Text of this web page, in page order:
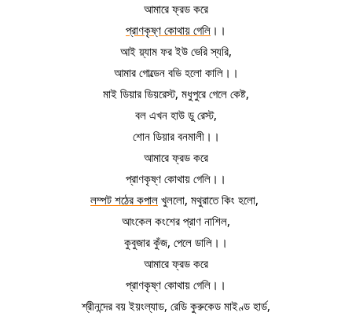
আমারে ফ্রড করে
প্রাণকৃষ্ণ কোথায় গেলি ।।
আই য়্যাম ফর ইউ ভেরি স্যরি,
আমার গোল্ডেন বডি হলো কালি।।
মাই ডিয়ার ডিয়রেস্ট, মধুপুরে গেলে কেষ্ট,
বল এখন হাউ ডু রেস্ট,
শোন ডিয়ার বনমালী।।
আমারে ফ্রড করে
প্রাণকৃষ্ণ কোথায় গেলি।।
লম্পট শঠের কপাল খুললো, মথুরাতে কিং হলো,
আংকেল কংশের প্রাণ নাশিল,
কুবুজার কুঁজ, পেলে ডালি।।
আমারে ফ্রড করে
প্রাণকৃষ্ণ কোথায় গেলি।।
শ্রীনন্দের বয় ইয়ংল্যাড, রেডি কুরুকেড মাইণ্ড হার্ড,